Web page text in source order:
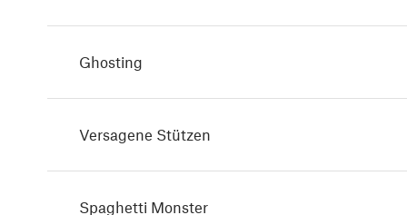
Ghosting
Versagene Stützen
Spaghetti Monster